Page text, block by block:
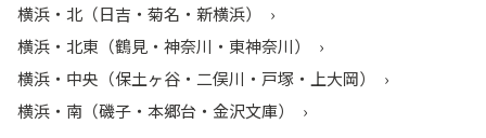
横浜・北（日吉・菊名・新横浜）
横浜・北東（鶴見・神奈川・東神奈川）
横浜・中央（保土ヶ谷・二俣川・戸塚・上大岡）
横浜・南（磯子・本郷台・金沢文庫）